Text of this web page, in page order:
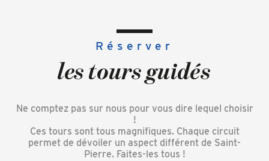
Réserver
les tours guidés
Ne comptez pas sur nous pour vous dire lequel choisir
!
Ces tours sont tous magnifiques. Chaque circuit
permet de dévoiler un aspect différent de Saint-
Pierre. Faites-les tous !